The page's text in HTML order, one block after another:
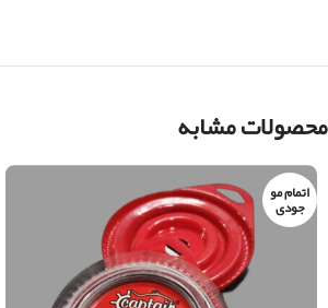
محصولات مشابه
اتمام مو
جودی